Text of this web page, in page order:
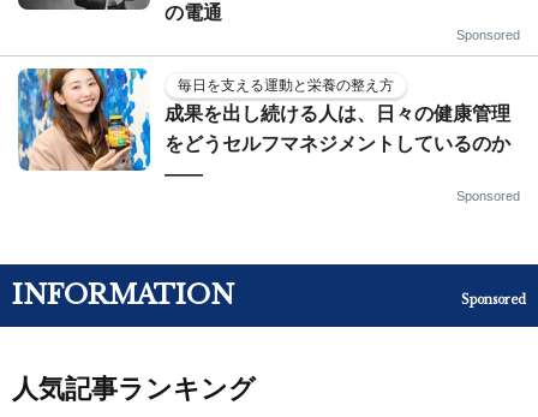
の電通
Sponsored
毎日を支える運動と栄養の整え方
成果を出し続ける人は、日々の健康管理
をどうセルフマネジメントしているのか
——
Sponsored
INFORMATION Sponsored
人気記事ランキング